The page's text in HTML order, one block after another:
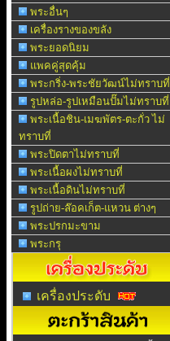
พระอื่นๆ
เครื่องรางของขลัง
พระยอดนิยม
แพคคู่สุดคุ้ม
พระกริ่ง-พระชัยวัฒน์ไม่ทราบที่
รูปหล่อ-รูปเหมือนปั๊มไม่ทราบที่
พระเนื้อชิน-เมฆพัตร-ตะกั่ว ไม่
ทราบที่
พระปิดตาไม่ทราบที่
พระเนื้อผงไม่ทราบที่
พระเนื้อดินไม่ทราบที่
รูปถ่าย-ล๊อคเก็ต-แหวน ต่างๆ
พระปรกมะขาม
พระกรุ
เครื่องประดับ